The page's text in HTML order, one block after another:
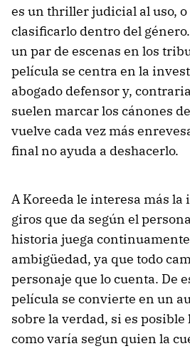
es un thriller judicial al uso, o
clasificarlo dentro del
un par de escenas en los
película se centra en la
abogado defensor y,
suelen marcar los cánones
vuelve cada vez más
final no ayuda a deshacerlo.
A Koreeda le interesa más la
giros que da según el
historia juega
ambigüedad, ya que todo
personaje que lo cuenta. De
película se convierte en un
sobre la verdad, si es
como varía segun quien la